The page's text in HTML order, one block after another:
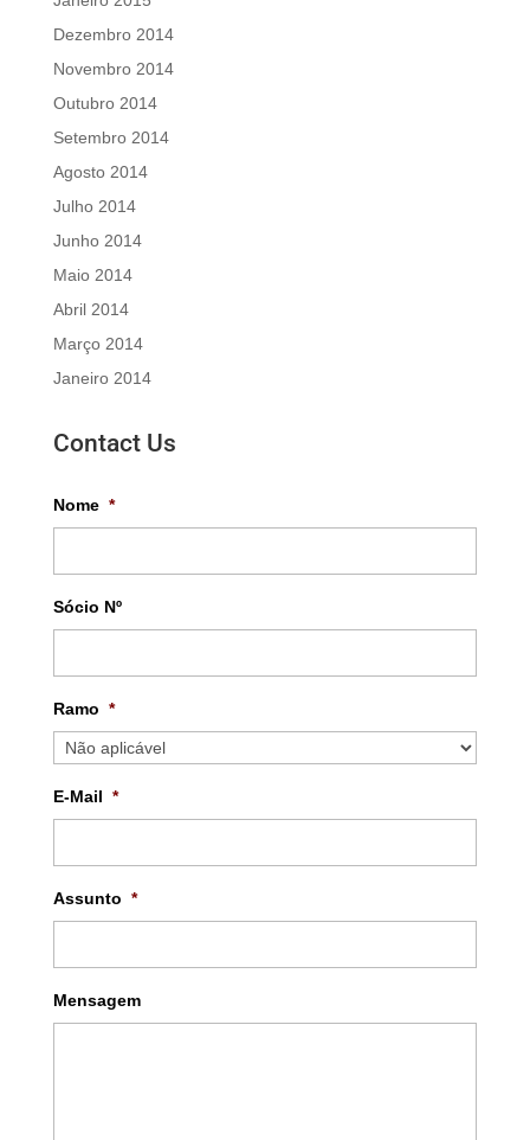
Dezembro 2014
Novembro 2014
Outubro 2014
Setembro 2014
Agosto 2014
Julho 2014
Junho 2014
Maio 2014
Abril 2014
Março 2014
Janeiro 2014
Contact Us
Nome *
Sócio Nº
Ramo *
E-Mail *
Assunto *
Mensagem